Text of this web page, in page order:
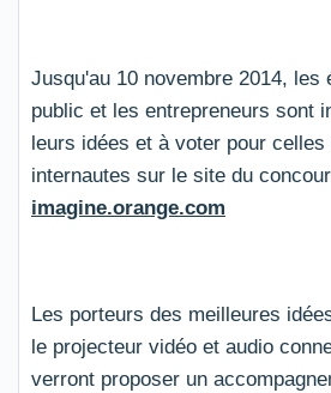
Jusqu'au 10 novembre 2014, les
public et les entrepreneurs sont
leurs idées et à voter pour celles
internautes sur le site du
imagine.orange.com
Les porteurs des meilleures
le projecteur vidéo et audio
verront proposer un